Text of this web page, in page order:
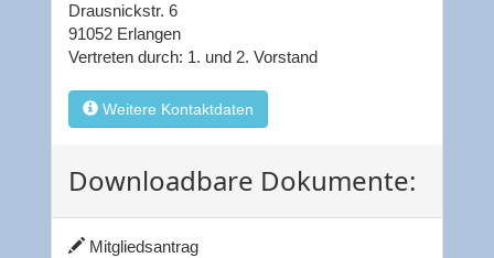
Drausnickstr. 6
91052 Erlangen
Vertreten durch: 1. und 2. Vorstand
Weitere Kontaktdaten
Downloadbare Dokumente:
Mitgliedsantrag